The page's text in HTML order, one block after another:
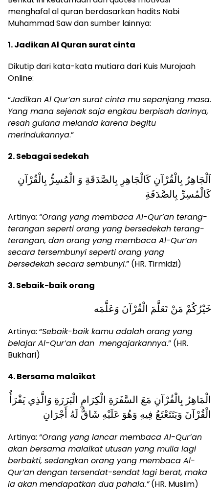
menghafal al quran berdasarkan hadits Nabi
Muhammad Saw dan sumber lainnya:
1. Jadikan Al Quran surat cinta
Dikutip dari kata-kata mutiara dari Kuis Murojaah
Online:
“Jadikan Al Qur’an surat cinta mu sepanjang masa.
Yang mana sejenak saja engkau berpisah darinya,
resah gulana melanda karena begitu
merindukannya.”
2. Sebagai sedekah
اَلْجَاهِرُ بِالْقُرْآنِ كَالْجَاهِرِ بِالصَّدَقَةِ وَ الْمُسِرُّ بِالْقُرْآنِ
كَالْمُسِرِّ بِالصَّدَقَةِ
Artinya: “Orang yang membaca Al-Qur’an terang-
terangan seperti orang yang bersedekah terang-
terangan, dan orang yang membaca Al-Qur’an
secara tersembunyi seperti orang yang
bersedekah secara sembunyi.” (HR. Tirmidzi)
3. Sebaik-baik orang
خَيْرُكُمْ مَنْ تَعَلَّمَ الْقُرْآنَ وَعَلَّمَه
Artinya: “Sebaik-baik kamu adalah orang yang
belajar Al-Qur’an dan mengajarkannya.” (HR.
Bukhari)
4. Bersama malaikat
الْمَاهِرُ بِالْقُرْآنِ مَعَ السَّفَرَةِ الْكِرَامِ الْبَرَرَةِ وَالَّذِي يَقْرَأُ
الْقُرْآنَ وَيَتَتَعْتَعُ فِيهِ وَهُوَ عَلَيْهِ شَاقٌّ لَهُ أَجْرَانِ
Artinya: “Orang yang lancar membaca Al-Qur’an
akan bersama malaikat utusan yang mulia lagi
berbakti, sedangkan orang yang membaca Al-
Qur’an dengan tersendat-sendat lagi berat, maka
ia akan mendapatkan dua pahala.”(HR. Muslim)